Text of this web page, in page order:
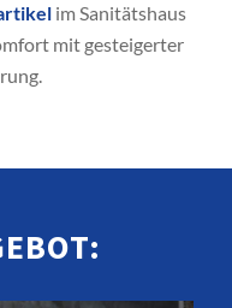
im Sanitätshaus
mit gesteigerter